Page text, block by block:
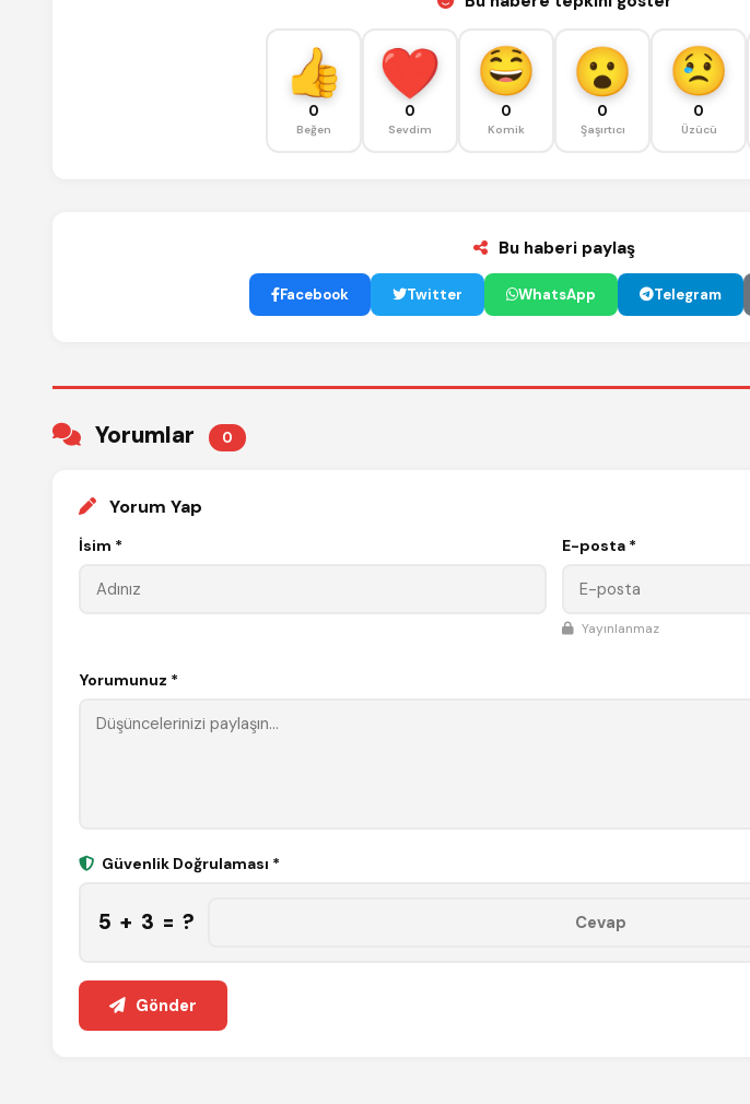
0
Beğen
0
Sevdim
0
Komik
0
Şaşırtıcı
0
Üzücü
Bu haberi paylaş
Facebook Twitter WhatsApp Telegram
Yorumlar 0
Yorum Yap
İsim * E-posta *
Yayınlanmaz
Yorumunuz *
Güvenlik Doğrulaması *
5 + 3 = ?
Gönder